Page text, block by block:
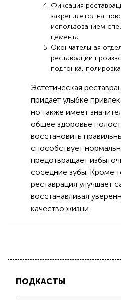
Фиксация
закрепляется на
использованием
цемента.
Окончательная
реставрации
подгонка,
Эстетическая
придает улыбке
но также имеет
общее здоровье
восстановить
способствует
предотвращает
соседние зубы. Кроме
реставрация улучшает
восстанавливая
качество жизни.
ПОДКАСТЫ